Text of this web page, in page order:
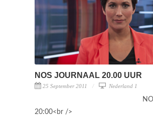
NOS JOURNAAL 20.00 UUR
25 September 2011 Nederland 1
20:00<br />